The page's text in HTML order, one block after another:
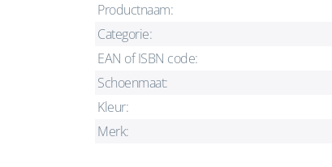
Productnaam:
Categorie:
EAN of ISBN code:
Schoenmaat:
Kleur:
Merk: